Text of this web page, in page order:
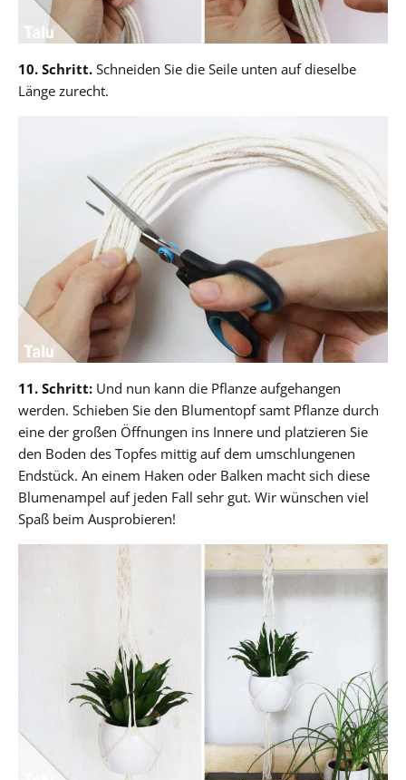
10. Schritt. Schneiden Sie die Seile unten auf dieselbe
Länge zurecht.
11. Schritt: Und nun kann die Pflanze aufgehangen
werden. Schieben Sie den Blumentopf samt Pflanze durch
eine der großen Öffnungen ins Innere und platzieren Sie
den Boden des Topfes mittig auf dem umschlungenen
Endstück. An einem Haken oder Balken macht sich diese
Blumenampel auf jeden Fall sehr gut. Wir wünschen viel
Spaß beim Ausprobieren!